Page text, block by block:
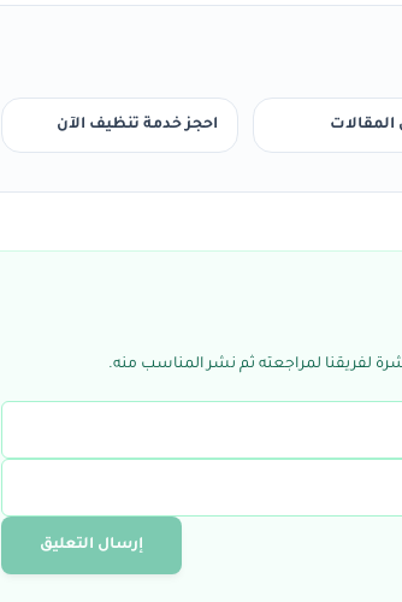
المقالات احجز خدمة تنظيف الآن
لفريقنا لمراجعته ثم نشر المناسب منه.
إرسال التعليق